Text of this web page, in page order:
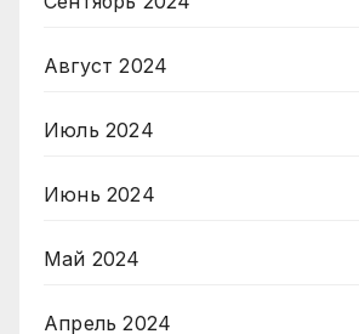
Август 2024
Июль 2024
Июнь 2024
Май 2024
Апрель 2024